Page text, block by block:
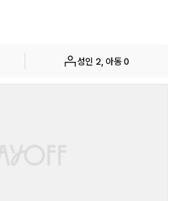
성인 2, 아동 0